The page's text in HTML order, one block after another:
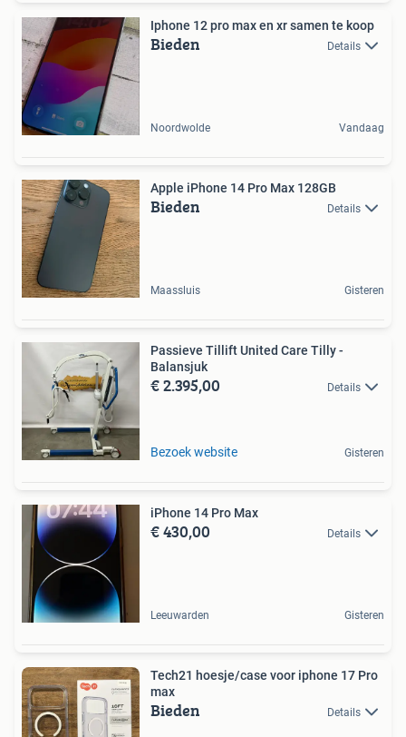
Iphone 12 pro max en xr samen te koop
Bieden Details
Noordwolde Vandaag
Apple iPhone 14 Pro Max 128GB
Bieden Details
Maassluis Gisteren
Passieve Tillift United Care Tilly -
Balansjuk
€ 2.395,00 Details
Bezoek website Gisteren
iPhone 14 Pro Max
€ 430,00 Details
Leeuwarden Gisteren
Tech21 hoesje/case voor iphone 17 Pro
max
Bieden Details